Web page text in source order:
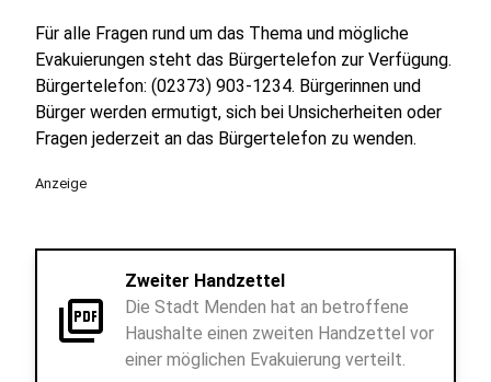
Für alle Fragen rund um das Thema und mögliche
Evakuierungen steht das Bürgertelefon zur Verfügung.
Bürgertelefon: (02373) 903-1234. Bürgerinnen und
Bürger werden ermutigt, sich bei Unsicherheiten oder
Fragen jederzeit an das Bürgertelefon zu wenden.
Anzeige
picture_as_pdf
Zweiter Handzettel
Die Stadt Menden hat an betroffene
Haushalte einen zweiten Handzettel vor
einer möglichen Evakuierung verteilt.